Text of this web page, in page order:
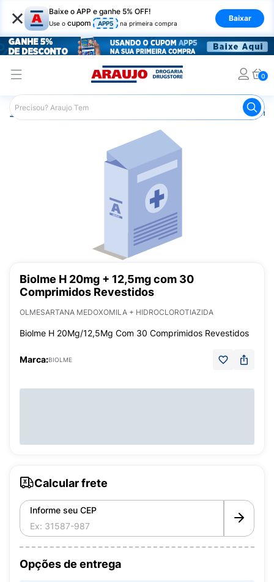
× Baixe o APP e ganhe 5% OFF!
Use o cupom APP5 na primeira compra
Baixar
0
Araujo Medicamentos
Biolme H 20mg + 12,5mg com 30
Comprimidos Revestidos
OLMESARTANA MEDOXOMILA + HIDROCLOROTIAZIDA
Biolme H 20Mg/12,5Mg Com 30 Comprimidos Revestidos
Marca:BIOLME
Calcular frete
Informe seu CEP
Opções de entrega